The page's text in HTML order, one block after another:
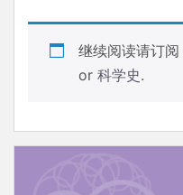
继续阅读请订阅
or 科学史.